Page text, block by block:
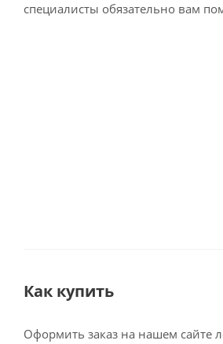
специалисты обязательно вам
Как купить
Оформить заказ на нашем сайте